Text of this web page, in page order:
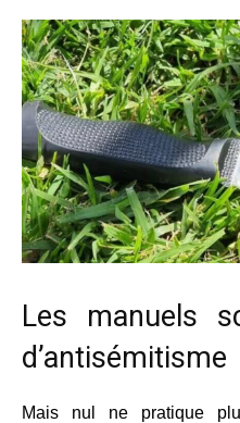
Les manuels
d’antisémitisme
Mais nul ne pratique